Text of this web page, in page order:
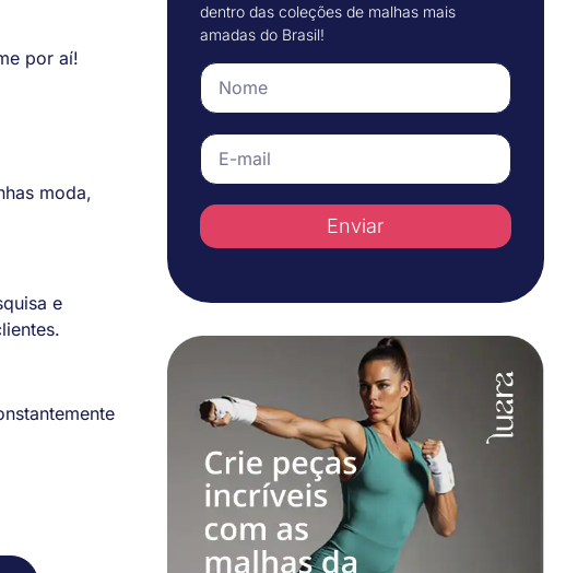
por aí!
moda,
e
dentro das coleções de malhas mais
amadas do Brasil!
Enviar